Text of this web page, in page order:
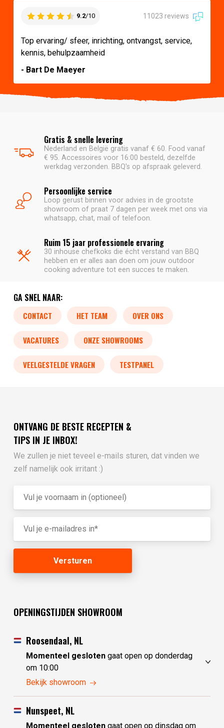
9.2/10 11023 reviews
Top ervaring/ sfeer, inrichting, ontvangst, service,
kennis, behulpzaamheid
- Bart De Maeyer
Gratis & snelle levering
Nederland en België gratis vanaf € 60. Food vanaf
€ 95. Accessoires voor 16:00 besteld, dezelfde
werkdag verzonden. BBQ's op afspraak geleverd.
Persoonlijke service
Loop gerust binnen voor advies in de grootste
showroom of praat 7 dagen per week met ons via
whatsapp, chat, mail of telefoon.
Ruim 15 jaar professionele ervaring
30 inhouse chefkoks die écht verstand van BBQ
hebben en er alles aan doen om jouw outdoor
cooking adventure tot een succes te maken.
GA SNEL NAAR:
CONTACT HET TEAM OVER ONS
VACATURES ONZE SHOWROOMS
VEELGESTELDE VRAGEN TESTPANEL
ONTVANG DE BESTE RECEPTEN &
TIPS IN JE INBOX!
We zullen je niet teveel e-mails sturen, dat vinden we
zelf namelijk ook irritant :)
OPENINGSTIJDEN SHOWROOM
Roosendaal, NL
Momenteel geslotengaat open op donderdag
om 10:00
maandag
dinsdag
gesloten
woensdag
donderdag
10:00 - 17:30
Bekijk showroom
Nunspeet, NL
Momenteel geslotengaat open op dinsdag om